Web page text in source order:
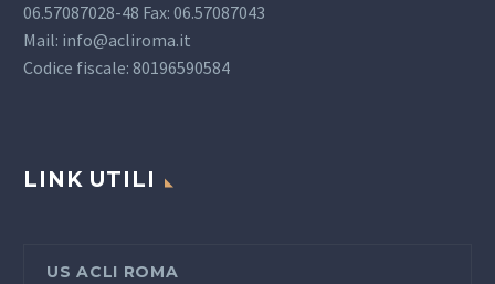
06.57087028-48 Fax: 06.57087043
Mail: info@acliroma.it
Codice fiscale: 80196590584
LINK UTILI
US ACLI ROMA